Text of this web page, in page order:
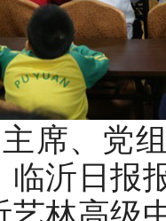
席、党
临沂日报